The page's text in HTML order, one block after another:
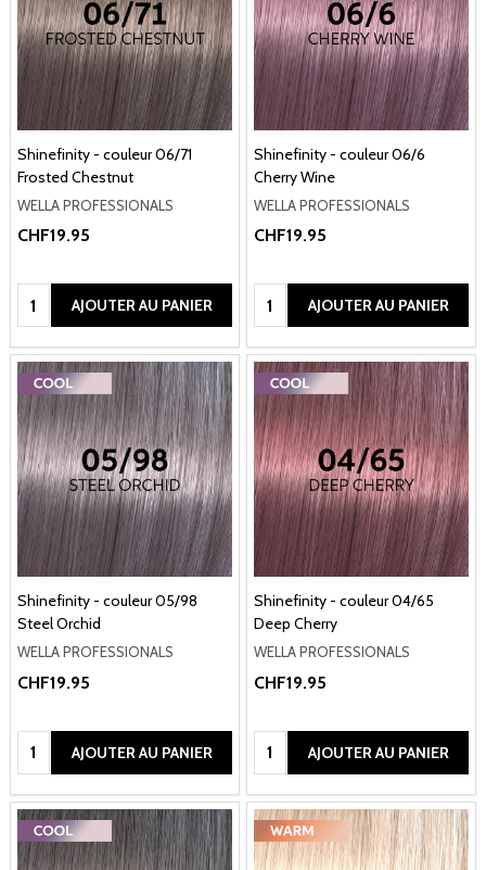
Shinefinity - couleur 06/71
Frosted Chestnut
WELLA PROFESSIONALS
CHF19.95
Quantité:AJOUTER AU PANIER
Shinefinity - couleur 06/6
Cherry Wine
WELLA PROFESSIONALS
CHF19.95
Quantité:AJOUTER AU PANIER
Shinefinity - couleur 05/98
Steel Orchid
WELLA PROFESSIONALS
CHF19.95
Quantité:AJOUTER AU PANIER
Shinefinity - couleur 04/65
Deep Cherry
WELLA PROFESSIONALS
CHF19.95
Quantité:AJOUTER AU PANIER